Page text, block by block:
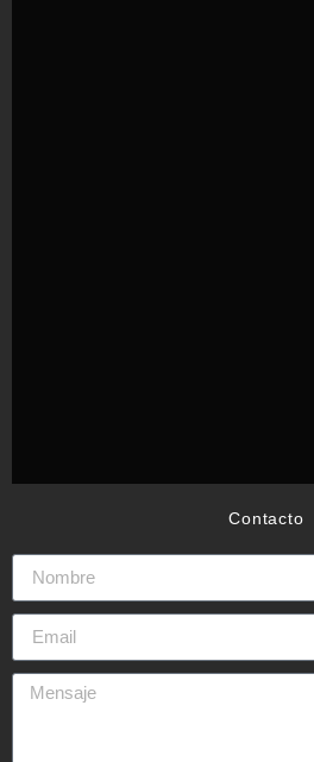
Contacto